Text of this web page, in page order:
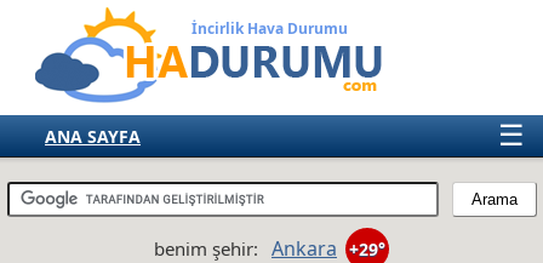
İncirlik Hava Durumu
☰
ANA SAYFA
TÜRKİYE
AVRUPA
benim şehir: Ankara +29°